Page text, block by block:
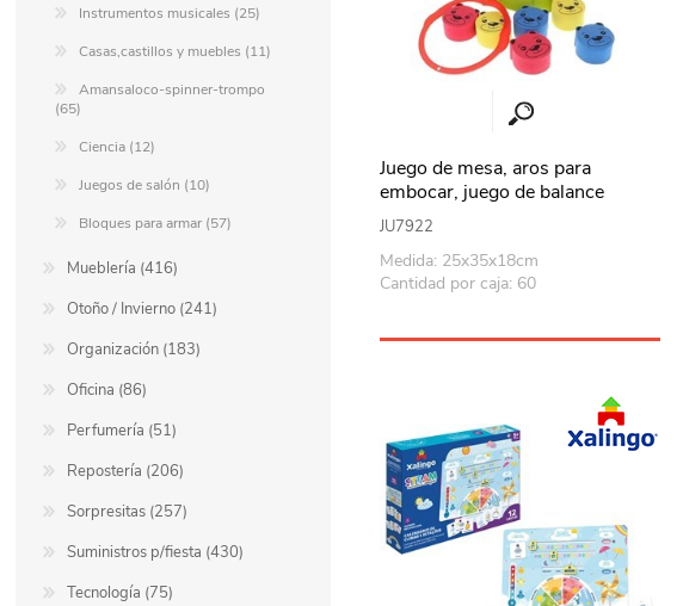
Juego de mesa, aros para
embocar, juego de balance
equilibrio y puntería, en caja
JU7922
Medida: 25x35x18cm
Cantidad por caja: 60
Instrumentos musicales (25)
Casas,castillos y muebles (11)
Amansaloco-spinner-trompo
(65)
Ciencia (12)
Juegos de salón (10)
Bloques para armar (57)
Mueblería (416)
Otoño / Invierno (241)
Organización (183)
Oficina (86)
Perfumería (51)
Repostería (206)
Sorpresitas (257)
Suministros p/fiesta (430)
Tecnología (75)